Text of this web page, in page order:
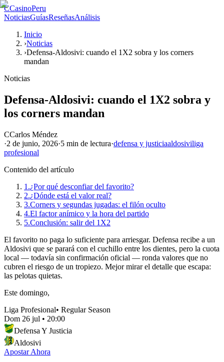
CCasinoPeru
NoticiasGuíasReseñasAnálisis
Inicio
›Noticias
›Defensa-Aldosivi: cuando el 1X2 sobra y los corners
mandan
Noticias
Defensa-Aldosivi: cuando el 1X2 sobra y
los corners mandan
CCarlos Méndez
·2 de junio, 2026·5 min de lectura·defensa y justiciaaldosiviliga
profesional
Contenido del artículo
1.¿Por qué desconfiar del favorito?
2.¿Dónde está el valor real?
3.Corners y segundas jugadas: el filón oculto
4.El factor anímico y la hora del partido
5.Conclusión: salir del 1X2
El favorito no paga lo suficiente para arriesgar. Defensa recibe a un
Aldosivi que se parará con el cuchillo entre los dientes, pero la cuota
local — todavía sin confirmación oficial — ronda valores que no
cubren el riesgo de un tropiezo. Mejor mirar el detalle que escapa:
las pelotas quietas.
Este domingo,
Liga Profesional• Regular Season
Dom 26 jul • 20:00
Defensa Y Justicia
Aldosivi
Apostar Ahora